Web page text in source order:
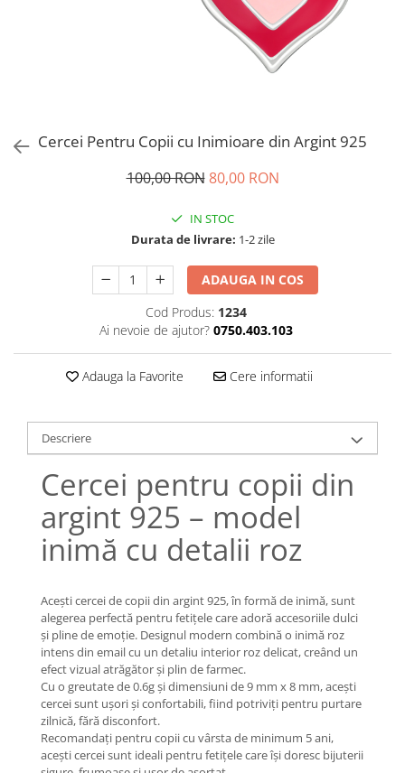
Coliere Transparente cu Initiale
Coliere Transparente cu Flori
Coliere Transparente cu Molecule
Coliere Transparente cu Pietre
Coliere Transparente Diverse
Lănțișoare cu Inimioare
Lănțișoare cu Stea
Lănțișoare cu Semilună
Lănțișoare cu Zodii
Lănțișoare cu Animale
Lănțișoare cu Molecule
Lănțișoare cu Pietre Naturale
Lănțișoare Argint Diverse
Coliere cu Perle Naturale
Coliere cu Perle Preciosa
COLIERE ȘNUR REGLABIL
Coliere cu Inimioare
Coliere cu Cruce
Coliere cu Stea
Coliere cu Soare
Cercei Pentru Copii cu Inimioare din Argint 925
100,00 RON 80,00 RON
IN STOC
Durata de livrare: 1-2 zile
ADAUGA IN COS
Cod Produs: 1234
Ai nevoie de ajutor? 0750.403.103
Adauga la Favorite Cere informatii
Descriere
Cercei pentru copii din
argint 925 – model
inimă cu detalii roz
Acești cercei de copii din argint 925, în formă de inimă, sunt
alegerea perfectă pentru fetițele care adoră accesoriile dulci
și pline de emoție. Designul modern combină o inimă roz
intens din email cu un detaliu interior roz delicat, creând un
efect vizual atrăgător și plin de farmec.
Cu o greutate de 0.6g și dimensiuni de 9 mm x 8 mm, acești
cercei sunt ușori și confortabili, fiind potriviți pentru purtare
zilnică, fără disconfort.
Recomandați pentru copii cu vârsta de minimum 5 ani,
acești cercei sunt ideali pentru fetițele care își doresc bijuterii